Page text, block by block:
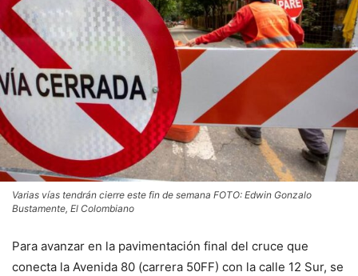
Varias vías tendrán cierre este fin de semana FOTO: Edwin Gonzalo
Bustamente, El Colombiano
Para avanzar en la pavimentación final del cruce que
conecta la Avenida 80 (carrera 50FF) con la calle 12 Sur, se